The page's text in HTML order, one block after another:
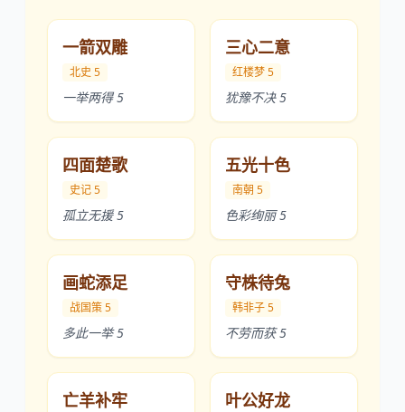
一箭双雕
北史 5
一举两得 5
三心二意
红楼梦 5
犹豫不决 5
四面楚歌
史记 5
孤立无援 5
五光十色
南朝 5
色彩绚丽 5
画蛇添足
战国策 5
多此一举 5
守株待兔
韩非子 5
不劳而获 5
亡羊补牢 叶公好龙